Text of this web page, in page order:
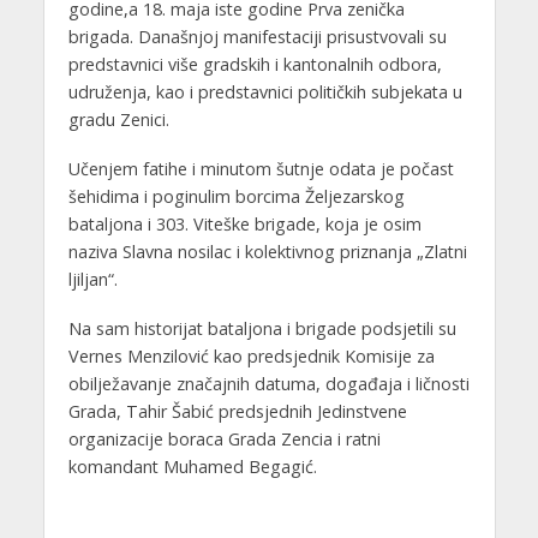
godine,a 18. maja iste godine Prva zenička
brigada. Današnjoj manifestaciji prisustvovali su
predstavnici više gradskih i kantonalnih odbora,
udruženja, kao i predstavnici političkih subjekata u
gradu Zenici.
Učenjem fatihe i minutom šutnje odata je počast
šehidima i poginulim borcima Željezarskog
bataljona i 303. Viteške brigade, koja je osim
naziva Slavna nosilac i kolektivnog priznanja „Zlatni
ljiljan“.
Na sam historijat bataljona i brigade podsjetili su
Vernes Menzilović kao predsjednik Komisije za
obilježavanje značajnih datuma, događaja i ličnosti
Grada, Tahir Šabić predsjednih Jedinstvene
organizacije boraca Grada Zencia i ratni
komandant Muhamed Begagić.